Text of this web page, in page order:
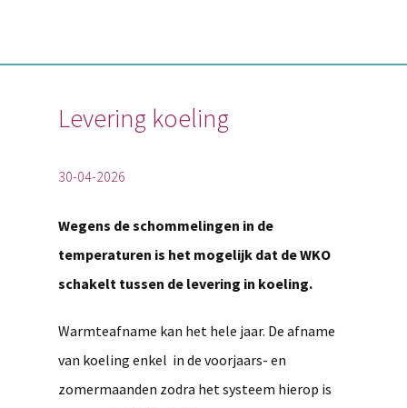
Levering koeling
30-04-2026
Wegens de schommelingen in de
temperaturen is het mogelijk dat de WKO
schakelt tussen de levering in koeling.
Warmteafname kan het hele jaar. De afname
van koeling enkel in de voorjaars- en
zomermaanden zodra het systeem hierop is